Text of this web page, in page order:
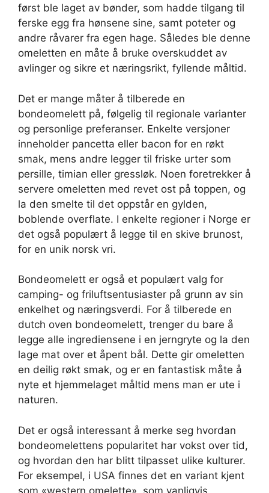
først ble laget av bønder, som hadde tilgang til
ferske egg fra hønsene sine, samt poteter og
andre råvarer fra egen hage. Således ble denne
omeletten en måte å bruke overskuddet av
avlinger og sikre et næringsrikt, fyllende måltid.
Det er mange måter å tilberede en
bondeomelett på, følgelig til regionale varianter
og personlige preferanser. Enkelte versjoner
inneholder pancetta eller bacon for en røkt
smak, mens andre legger til friske urter som
persille, timian eller gressløk. Noen foretrekker å
servere omeletten med revet ost på toppen, og
la den smelte til det oppstår en gylden,
boblende overflate. I enkelte regioner i Norge er
det også populært å legge til en skive brunost,
for en unik norsk vri.
Bondeomelett er også et populært valg for
camping- og friluftsentusiaster på grunn av sin
enkelhet og næringsverdi. For å tilberede en
dutch oven bondeomelett, trenger du bare å
legge alle ingrediensene i en jerngryte og la den
lage mat over et åpent bål. Dette gir omeletten
en deilig røkt smak, og er en fantastisk måte å
nyte et hjemmelaget måltid mens man er ute i
naturen.
Det er også interessant å merke seg hvordan
bondeomelettens popularitet har vokst over tid,
og hvordan den har blitt tilpasset ulike kulturer.
For eksempel, i USA finnes det en variant kjent
som «western omelette», som vanligvis